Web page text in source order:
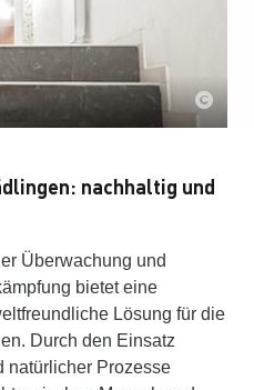
nachhaltig und
Überwachung und
bietet eine
Lösung für die
Durch den Einsatz
natürlicher Prozesse